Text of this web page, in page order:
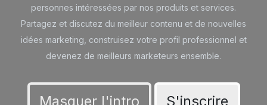
personnes intéressées par nos produits et services.
Partagez et discutez du meilleur contenu et de nouvelles
idées marketing, construisez votre profil professionnel et
devenez de meilleurs marketeurs ensemble.
Masquer l'intro S'inscrire